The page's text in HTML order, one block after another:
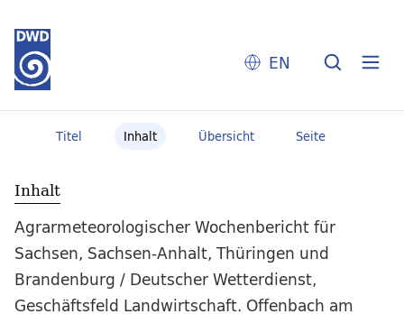
EN
Titel Inhalt Übersicht Seite
Inhalt
Agrarmeteorologischer Wochenbericht für
Sachsen, Sachsen-Anhalt, Thüringen und
Brandenburg / Deutscher Wetterdienst,
Geschäftsfeld Landwirtschaft. Offenbach am